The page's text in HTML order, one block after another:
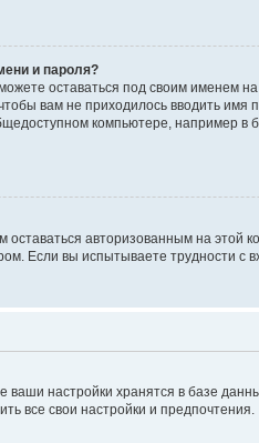
и пароля?
оставаться под своим именем
вам не приходилось вводить
компьютере, например в
авторизованным на
Если вы испытываете трудности
ваши настройки хранятся в базе
все свои настройки и предпочтения.